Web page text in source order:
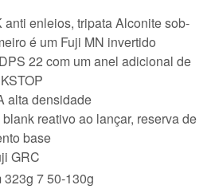
anti enleios, tripata Alconite sob-
é um Fuji MN invertido
22 com um anel adicional de
alta densidade
reativo ao lançar, reserva de
base
GRC
323g 750-130g